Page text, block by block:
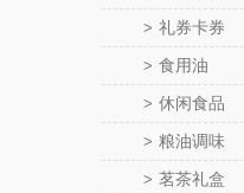
> 礼券卡券
> 食用油
> 休闲食品
> 粮油调味
> 茗茶礼盒